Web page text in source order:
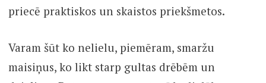
priecē praktiskos un skaistos priekšmetos.
Varam šūt ko nelielu, piemēram, smaržu
maisiņus, ko likt starp gultas drēbēm un